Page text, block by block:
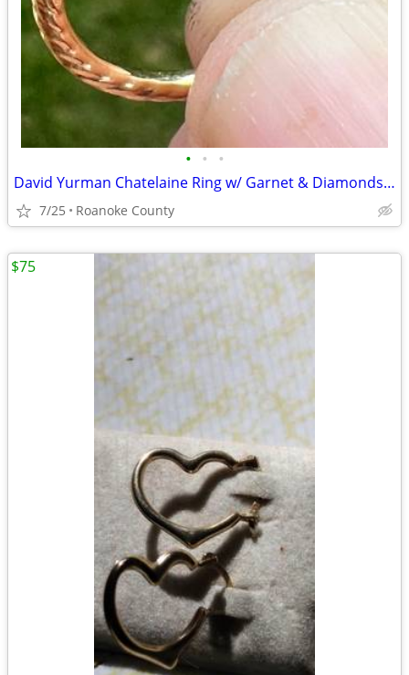
• • •
David Yurman Chatelaine Ring w/ Garnet & Diamonds in 18K Gold
7/25 Roanoke County
$75